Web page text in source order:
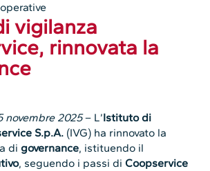
vigilanza
rinnovata la
novembre 2025– L’Istituto di
S.p.A. (IVG) ha rinnovato la
digovernance, istituendo il
, seguendo i passi diCoopservice